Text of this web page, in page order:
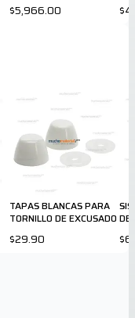
$5,966.00
TAPAS BLANCAS PARA
TORNILLO DE EXCUSADO
$29.90